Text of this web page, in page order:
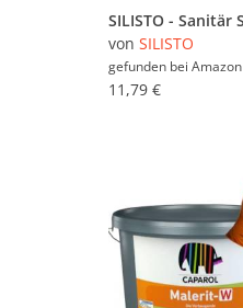
von SILISTO
gefunden bei Amazon
11,79 €